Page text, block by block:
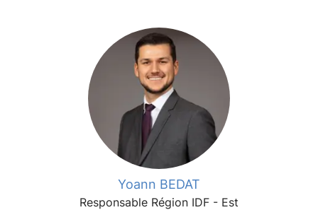
Yoann BEDAT
Responsable Région IDF - Est